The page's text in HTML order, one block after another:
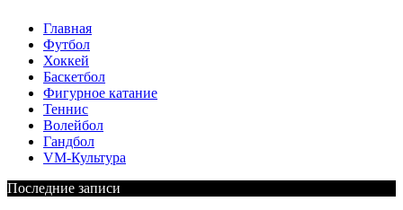
Главная
Футбол
Хоккей
Баскетбол
Фигурное катание
Теннис
Волейбол
Гандбол
VM-Культура
Последние записи